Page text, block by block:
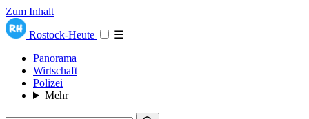
Zum Inhalt
Rostock-Heute
☰
Panorama
Wirtschaft
Polizei
Mehr